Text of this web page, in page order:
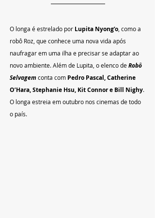
O longa é estrelado por Lupita Nyong’o , como a
robô Roz, que conhece uma nova vida após
naufragar em uma ilha e precisar se adaptar ao
novo ambiente. Além de Lupita, o elenco de Robô
Selvagem conta com Pedro Pascal, Catherine
O’Hara, Stephanie Hsu, Kit Connor e Bill Nighy.
O longa estreia em outubro nos cinemas de todo
o país.